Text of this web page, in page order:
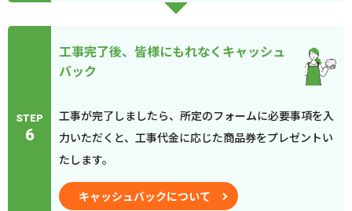
STEP
6
工事完了後、皆様にもれなくキャッシュ
バック
工事が完了しましたら、所定のフォームに必要事項を入
力いただくと、工事代金に応じた商品券をプレゼントい
たします。
キャッシュバックについて